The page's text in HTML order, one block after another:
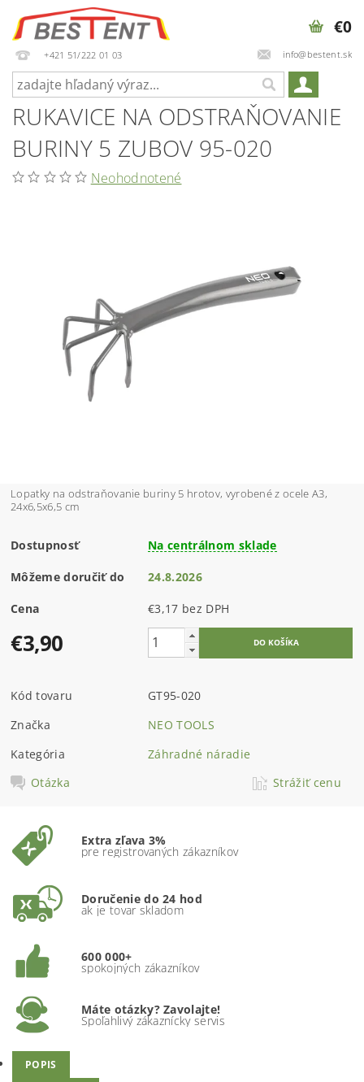
+421 51/222 01 03 info@bestent.sk
€0
RUKAVICE NA ODSTRAŇOVANIE
BURINY 5 ZUBOV 95-020
Neohodnotené
Lopatky na odstraňovanie buriny 5 hrotov, vyrobené z ocele A3,
24x6,5x6,5 cm
Dostupnosť Na centrálnom sklade
Môžeme doručiť do 24.8.2026
Cena €3,17 bez DPH
€3,90
Kód tovaru
GT95-020
Značka
NEO TOOLS
Kategória
Záhradné náradie
Otázka
Strážiť cenu
Extra zľava 3%
pre registrovaných zákazníkov
Doručenie do 24 hod
ak je tovar skladom
600 000+
spokojných zákazníkov
Máte otázky? Zavolajte!
Spoľahlivý zákaznícky servis
POPIS